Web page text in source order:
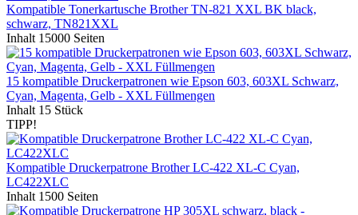
Kompatible Tonerkartusche Brother TN-821 XXL BK black,
schwarz, TN821XXL
Inhalt 15000 Seiten
15 kompatible Druckerpatronen wie Epson 603, 603XL Schwarz,
Cyan, Magenta, Gelb - XXL Füllmengen
Inhalt 15 Stück
TIPP!
Kompatible Druckerpatrone Brother LC-422 XL-C Cyan,
LC422XLC
Inhalt 1500 Seiten